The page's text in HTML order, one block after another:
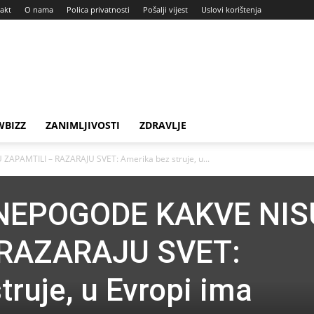
O nama Polica privatnosti Pošalji vijest Uslovi korištenja
ZANIMLJIVOSTI ZDRAVLJE
ZAPAMTILI – RAZARAJU SVET: Amerika bez struje, u...
KAKVE
SVET:
u Evropi ima